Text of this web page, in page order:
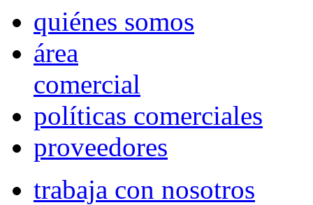
quiénes somos
área
comercial
políticas comerciales
proveedores
trabaja con nosotros